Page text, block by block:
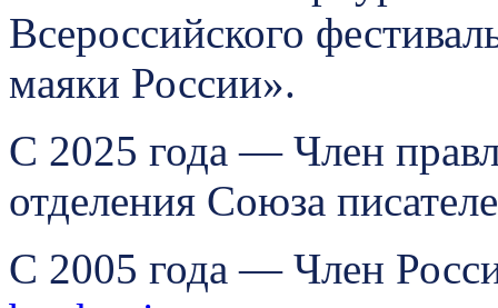
Всероссийского
маяки России».
С 2025 года — Член
отделения Союза
С 2005 года — Член